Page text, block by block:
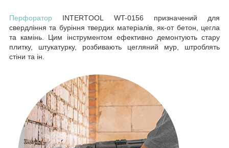
Перфоратор INTERTOOL WT-0156 призначений для
свердління та буріння твердих матеріалів, як-от бетон, цегла
та камінь. Цим інструментом ефективно демонтують стару
плитку, штукатурку, розбивають цегляний мур, штроблять
стіни та ін.